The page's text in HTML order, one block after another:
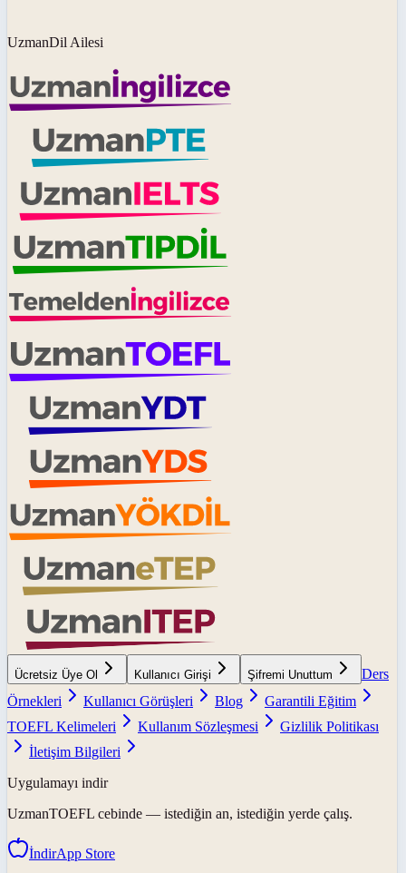
UzmanDil Ailesi
Ücretsiz Üye Ol Kullanıcı Girişi Şifremi Unuttum
Ders
Örnekleri
Kullanıcı Görüşleri Blog
Garantili Eğitim
TOEFL Kelimeleri
Kullanım Sözleşmesi
Gizlilik Politikası
İletişim Bilgileri
Uygulamayı indir
UzmanTOEFL cebinde — istediğin an, istediğin yerde çalış.
İndirApp Store